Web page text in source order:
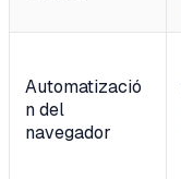
Automatizació
n del
navegador